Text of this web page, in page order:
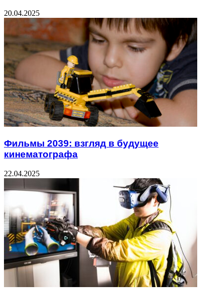
20.04.2025
Фильмы 2039: взгляд в будущее
кинематографа
22.04.2025